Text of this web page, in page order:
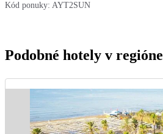
Kód ponuky: AYT2SUN
Podobné hotely v regióne